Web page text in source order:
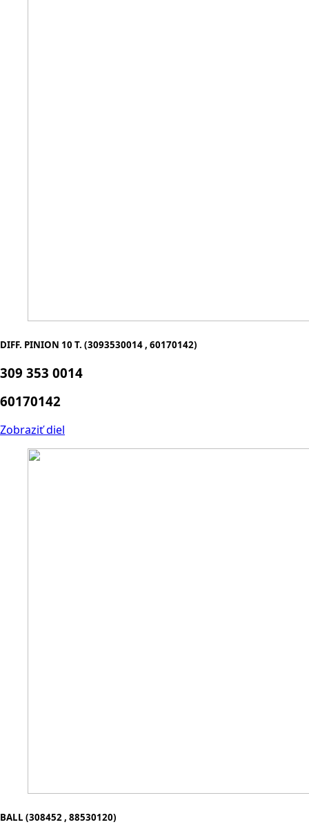
DIFF. PINION 10 T. (3093530014 , 60170142)
309 353 0014
60170142
Zobraziť diel
BALL (308452 , 88530120)